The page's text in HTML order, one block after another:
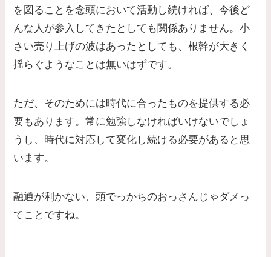
を図ることを念頭において活動し続ければ、今後ど
んな人が参入してきたとしても関係ありません。小
さい売り上げの波はあったとしても、根幹が大きく
揺らぐようなことは無いはずです。
ただ、そのためには時代に合ったものを提供する必
要もあります。常に勉強しなければいけないでしょ
うし、時代に対応して変化し続ける必要があると思
います。
融通が利かない、頭でっかちのおっさんじゃダメっ
てことですね。